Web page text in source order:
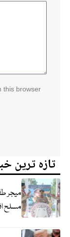
this browser
تازہ ترین
مسلح